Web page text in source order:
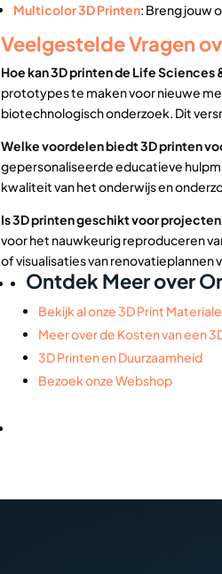
Multicolor 3D Printen: Breng jouw
Veelgestelde Vragen
Hoe kan 3D printen de Life
prototypes te maken voor nieuwe
biotechnologisch onderzoek. Dit
Welke voordelen biedt 3D printen
gepersonaliseerde educatieve
kwaliteit van het onderwijs en
Is 3D printen geschikt voor
voor het nauwkeurig reproduceren
of visualisaties van
Ontdek Meer over
Bekijk al onze 3D Print
Meer over de Kosten van een
3D Printen en Duurzaamheid
Bezoek onze Webshop